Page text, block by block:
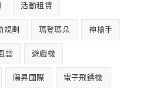
活動租賃
規劃 瑪登瑪朵 神槍手
雲 遊戲機
陽昇國際 電子飛鏢機